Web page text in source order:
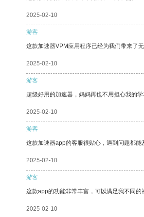
2025-02-10
游客
这款加速器VPM应用程序已经为我们带来了
2025-02-10
游客
超级好用的加速器，妈妈再也不用担心我的学
2025-02-10
游客
这款加速器app的客服很贴心，遇到问题都能
2025-02-10
游客
这款app的功能非常丰富，可以满足我不同的
2025-02-10